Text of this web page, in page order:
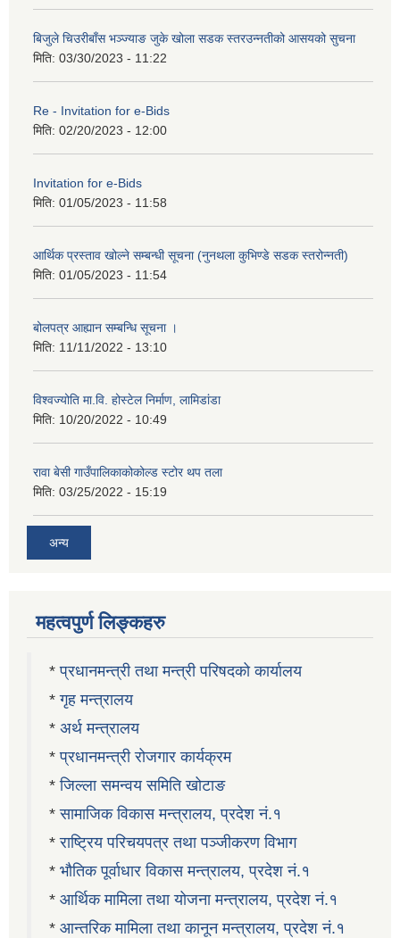
बिजुले चिउरीबाँस भञ्ज्याङ जुके खोला सडक स्तरउन्नतीको आसयको सुचना
मिति: 03/30/2023 - 11:22
Re - Invitation for e-Bids
मिति: 02/20/2023 - 12:00
Invitation for e-Bids
मिति: 01/05/2023 - 11:58
आर्थिक प्रस्ताव खोल्ने सम्बन्धी सूचना (नुनथला कुभिण्डे सडक स्तरोन्नती)
मिति: 01/05/2023 - 11:54
बोलपत्र आह्यान सम्बन्धि सूचना ।
मिति: 11/11/2022 - 13:10
विश्वज्योति मा.वि. होस्टेल निर्माण, लामिडांडा
मिति: 10/20/2022 - 10:49
रावा बेसी गाउँपालिकाकोकोल्ड स्टोर थप तला
मिति: 03/25/2022 - 15:19
अन्य
महत्वपुर्ण लिङ्कहरु
*प्रधानमन्त्री तथा मन्त्री परिषदको कार्यालय
*गृह मन्त्रालय
* अर्थ मन्त्रालय
*प्रधानमन्त्री रोजगार कार्यक्रम
*जिल्ला समन्वय समिति खोटाङ
*सामाजिक विकास मन्त्रालय, प्रदेश नं.१
*राष्ट्रिय परिचयपत्र तथा पञ्जीकरण विभाग
* भौतिक पूर्वाधार विकास मन्त्रालय, प्रदेश नं.१
* आर्थिक मामिला तथा योजना मन्त्रालय, प्रदेश नं.१
* आन्तरिक मामिला तथा कानून मन्त्रालय, प्रदेश नं.१